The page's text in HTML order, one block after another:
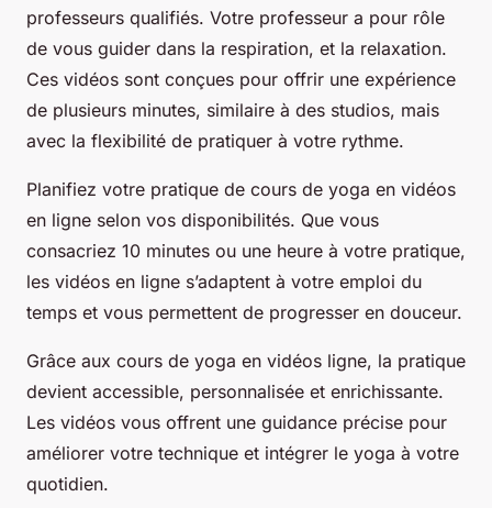
professeurs qualifiés. Votre professeur a pour rôle
de vous guider dans la respiration, et la relaxation.
Ces vidéos sont conçues pour offrir une expérience
de plusieurs minutes, similaire à des studios, mais
avec la flexibilité de pratiquer à votre rythme.
Planifiez votre pratique de cours de yoga en vidéos
en ligne selon vos disponibilités. Que vous
consacriez 10 minutes ou une heure à votre pratique,
les vidéos en ligne s’adaptent à votre emploi du
temps et vous permettent de progresser en douceur.
Grâce aux cours de yoga en vidéos ligne, la pratique
devient accessible, personnalisée et enrichissante.
Les vidéos vous offrent une guidance précise pour
améliorer votre technique et intégrer le yoga à votre
quotidien.